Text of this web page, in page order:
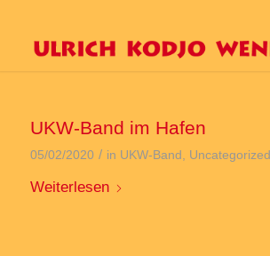
UKW-Band im Hafen
05/02/2020 / in UKW-Band , Uncategorized
Weiterlesen